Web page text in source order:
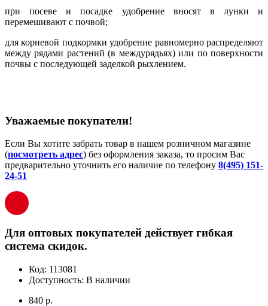
при посеве и посадке удобрение вносят в лунки и
перемешивают с почвой;
для корневой подкормки удобрение равномерно распределяют
между рядами растений (в междурядьях) или по поверхности
почвы с последующей заделкой рыхлением.
Уважаемые покупатели!
Если Вы хотите забрать товар в нашем розничном магазине
(посмотреть адрес) без оформления заказа, то просим Вас
предварительно уточнить его наличие по телефону 8(495) 151-
24-51
Для оптовых покупателей действует гибкая
система скидок.
Код: 113081
Доступность: В наличии
840 р.